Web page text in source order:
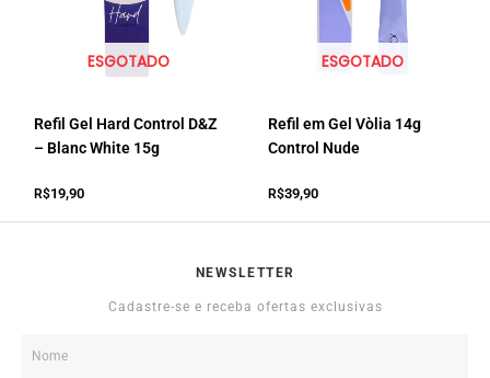
ESGOTADO
Refil Gel Hard Control D&Z
– Blanc White 15g
R$19,90
ESGOTADO
Refil em Gel Vòlia 14g
Control Nude
R$39,90
NEWSLETTER
Cadastre-se e receba ofertas exclusivas